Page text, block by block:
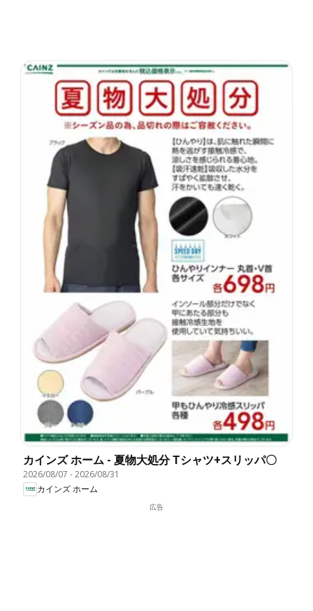
カインズ ホーム - 夏物大処分 Tシャツ+スリッパ〇
2026/08/07 -2026/08/31
カインズ ホーム
広告